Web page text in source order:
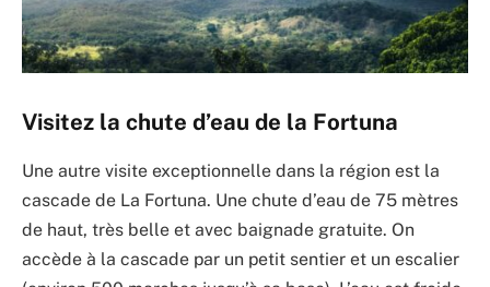
Visitez la chute d’eau de la Fortuna
Une autre visite exceptionnelle dans la région est la
cascade de La Fortuna. Une chute d’eau de 75 mètres
de haut, très belle et avec baignade gratuite. On
accède à la cascade par un petit sentier et un escalier